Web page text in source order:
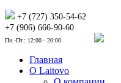
+7 (727) 350-54-62
+7 (906) 666-90-60
Пн.-Пт.: 12:00 - 20:00
Главная
О Laitovo